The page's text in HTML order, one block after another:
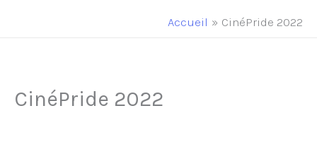
principal
Accueil CinéPride 2022
CinéPride 2022